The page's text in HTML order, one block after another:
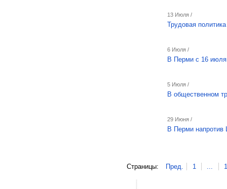
13 Июля /
Трудовая
6 Июля /
В Перми с 16 июля
5 Июля /
В общественном
29 Июня /
В Перми напротив
Страницы: Пред. 1